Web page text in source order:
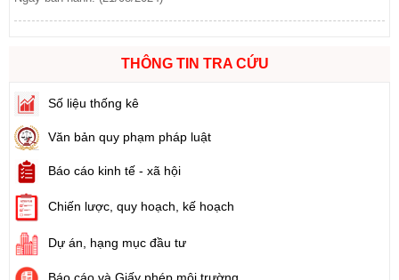
Tên:
(Nghị định Quy định về tiền sử dụng đất, tiền thuê đất)
Ngày ban hành: (21/08/2024)
Số:1731/KH-UBND
Tên:
Ngày ban hành: (21/08/2024)
THÔNG TIN TRA CỨU
Số liệu thống kê
Văn bản quy phạm pháp luật
Báo cáo kinh tế - xã hội
Chiến lược, quy hoạch, kế hoạch
Dự án, hạng mục đầu tư
Báo cáo và Giấy phép môi trường